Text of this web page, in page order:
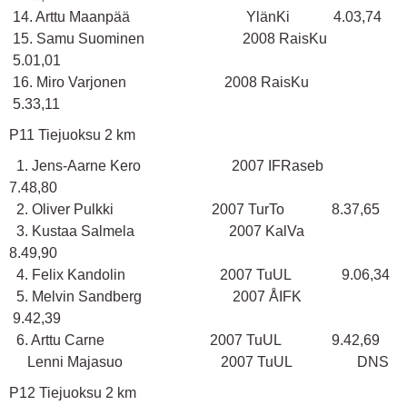
14. Arttu Maanpää YlänKi 4.03,74
15. Samu Suominen 2008 RaisKu
5.01,01
16. Miro Varjonen 2008 RaisKu
5.33,11
P11 Tiejuoksu 2 km
1. Jens-Aarne Kero 2007 IFRaseb
7.48,80
2. Oliver Pulkki 2007 TurTo 8.37,65
3. Kustaa Salmela 2007 KalVa
8.49,90
4. Felix Kandolin 2007 TuUL 9.06,34
5. Melvin Sandberg 2007 ÅIFK
9.42,39
6. Arttu Carne 2007 TuUL 9.42,69
Lenni Majasuo 2007 TuUL DNS
P12 Tiejuoksu 2 km